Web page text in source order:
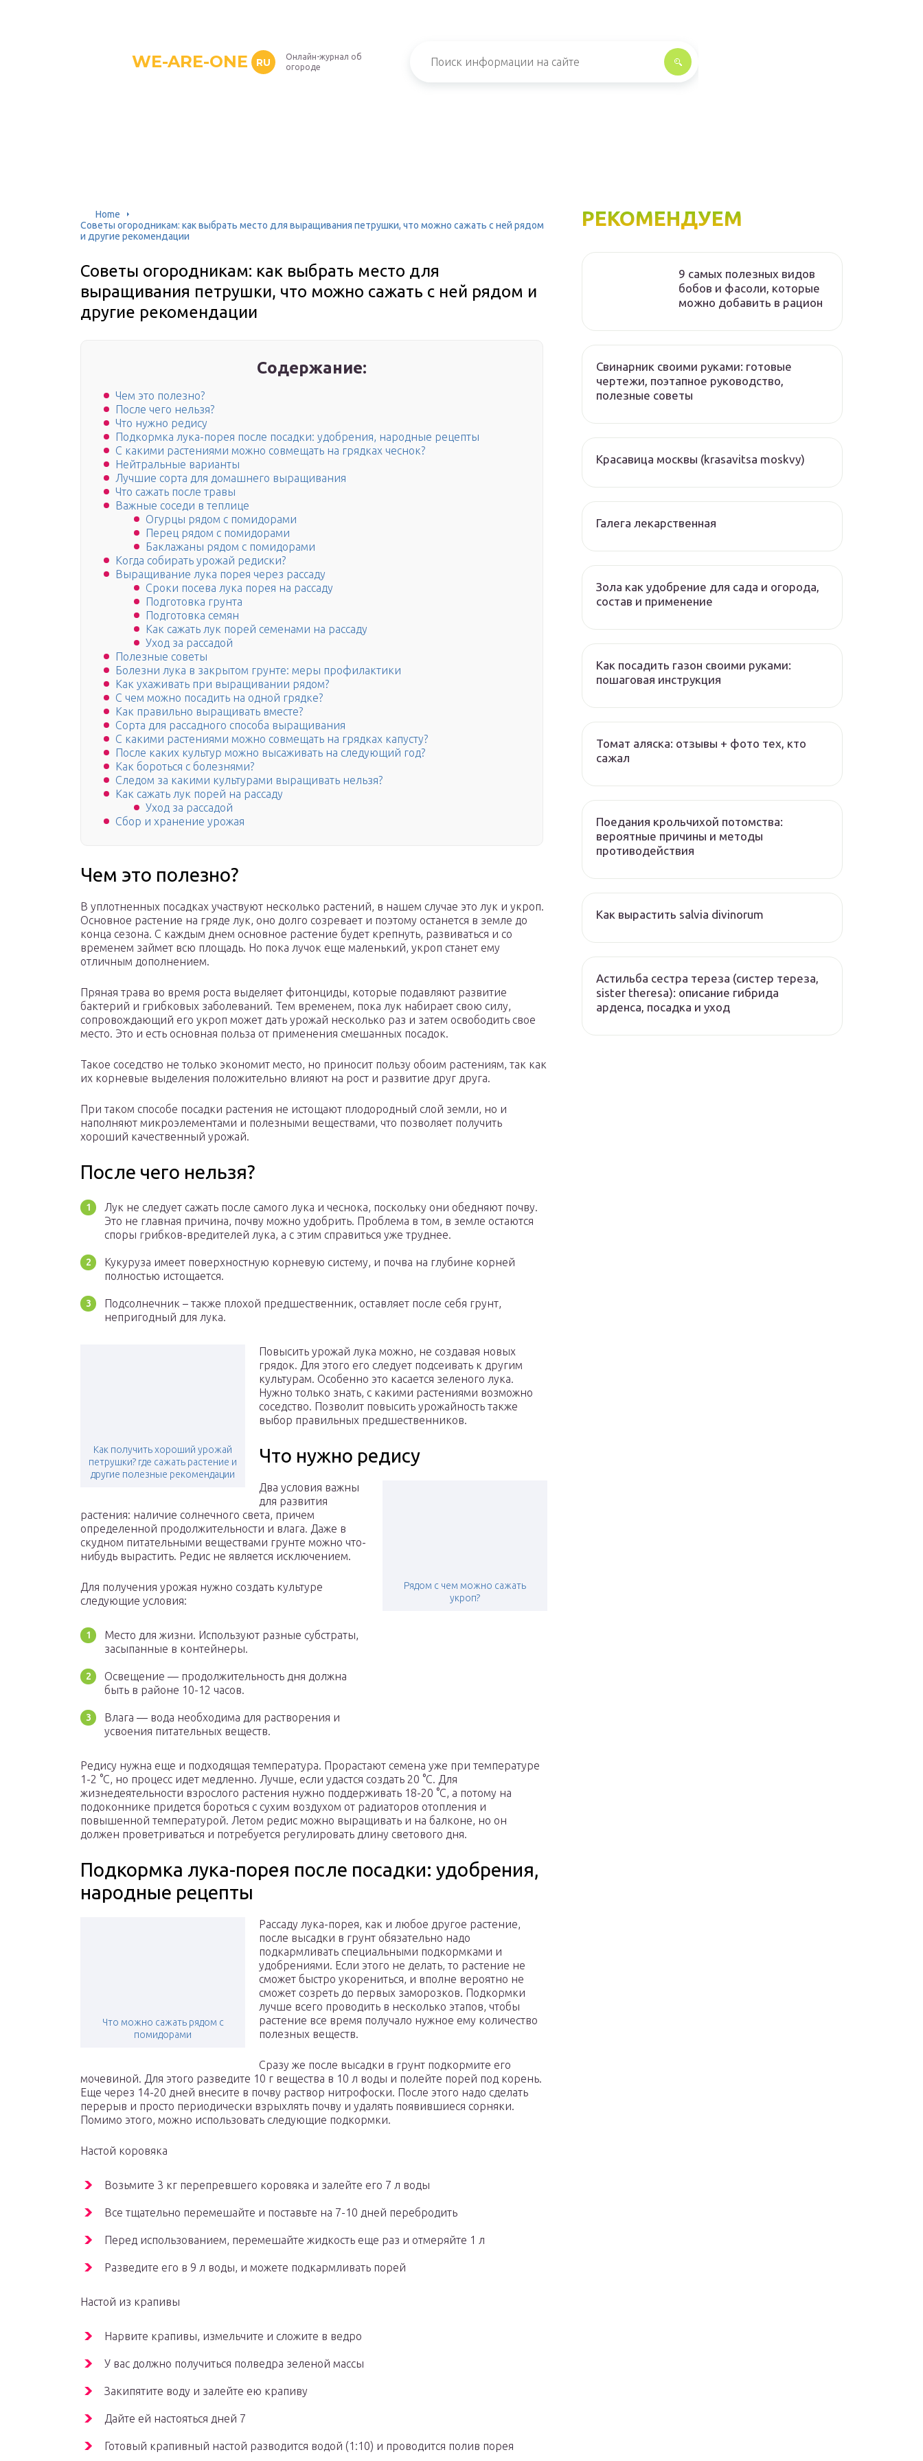
WE-ARE-ONE RU
Онлайн-журнал об
огороде
Home
Советы огородникам: как выбрать место для выращивания петрушки, что можно сажать с ней рядом
и другие рекомендации
Советы огородникам: как выбрать место для
выращивания петрушки, что можно сажать с ней рядом и
другие рекомендации
Содержание:
Чем это полезно?
После чего нельзя?
Что нужно редису
Подкормка лука-порея после посадки: удобрения, народные рецепты
С какими растениями можно совмещать на грядках чеснок?
Нейтральные варианты
Лучшие сорта для домашнего выращивания
Что сажать после травы
Важные соседи в теплице
Огурцы рядом с помидорами
Перец рядом с помидорами
Баклажаны рядом с помидорами
Когда собирать урожай редиски?
Выращивание лука порея через рассаду
Сроки посева лука порея на рассаду
Подготовка грунта
Подготовка семян
Как сажать лук порей семенами на рассаду
Уход за рассадой
Полезные советы
Болезни лука в закрытом грунте: меры профилактики
Как ухаживать при выращивании рядом?
С чем можно посадить на одной грядке?
Как правильно выращивать вместе?
Сорта для рассадного способа выращивания
С какими растениями можно совмещать на грядках капусту?
После каких культур можно высаживать на следующий год?
Как бороться с болезнями?
Следом за какими культурами выращивать нельзя?
Как сажать лук порей на рассаду
Уход за рассадой
Сбор и хранение урожая
Чем это полезно?
В уплотненных посадках участвуют несколько растений, в нашем случае это лук и укроп.
Основное растение на гряде лук, оно долго созревает и поэтому останется в земле до
конца сезона. С каждым днем основное растение будет крепнуть, развиваться и со
временем займет всю площадь. Но пока лучок еще маленький, укроп станет ему
отличным дополнением.
Пряная трава во время роста выделяет фитонциды, которые подавляют развитие
бактерий и грибковых заболеваний. Тем временем, пока лук набирает свою силу,
сопровождающий его укроп может дать урожай несколько раз и затем освободить свое
место. Это и есть основная польза от применения смешанных посадок.
Такое соседство не только экономит место, но приносит пользу обоим растениям, так как
их корневые выделения положительно влияют на рост и развитие друг друга.
При таком способе посадки растения не истощают плодородный слой земли, но и
наполняют микроэлементами и полезными веществами, что позволяет получить
хороший качественный урожай.
После чего нельзя?
Лук не следует сажать после самого лука и чеснока, поскольку они обедняют почву.
Это не главная причина, почву можно удобрить. Проблема в том, в земле остаются
споры грибков-вредителей лука, а с этим справиться уже труднее.
Кукуруза имеет поверхностную корневую систему, и почва на глубине корней
полностью истощается.
Подсолнечник – также плохой предшественник, оставляет после себя грунт,
непригодный для лука.
Как получить хороший урожай
петрушки? где сажать растение и
другие полезные рекомендации
Повысить урожай лука можно, не создавая новых
грядок. Для этого его следует подсеивать к другим
культурам. Особенно это касается зеленого лука.
Нужно только знать, с какими растениями возможно
соседство. Позволит повысить урожайность также
выбор правильных предшественников.
Что нужно редису
Рядом с чем можно сажать
укроп?
Два условия важны
для развития
растения: наличие солнечного света, причем
определенной продолжительности и влага. Даже в
скудном питательными веществами грунте можно что-
нибудь вырастить. Редис не является исключением.
Для получения урожая нужно создать культуре
следующие условия:
Место для жизни. Используют разные субстраты,
засыпанные в контейнеры.
Освещение — продолжительность дня должна
быть в районе 10-12 часов.
Влага — вода необходима для растворения и
усвоения питательных веществ.
Редису нужна еще и подходящая температура. Прорастают семена уже при температуре
1-2 °C, но процесс идет медленно. Лучше, если удастся создать 20 °C. Для
жизнедеятельности взрослого растения нужно поддерживать 18-20 °C, а потому на
подоконнике придется бороться с сухим воздухом от радиаторов отопления и
повышенной температурой. Летом редис можно выращивать и на балконе, но он
должен проветриваться и потребуется регулировать длину светового дня.
Подкормка лука-порея после посадки: удобрения,
народные рецепты
Что можно сажать рядом с
помидорами
Рассаду лука-порея, как и любое другое растение,
после высадки в грунт обязательно надо
подкармливать специальными подкормками и
удобрениями. Если этого не делать, то растение не
сможет быстро укорениться, и вполне вероятно не
сможет созреть до первых заморозков. Подкормки
лучше всего проводить в несколько этапов, чтобы
растение все время получало нужное ему количество
полезных веществ.
Сразу же после высадки в грунт подкормите его
мочевиной. Для этого разведите 10 г вещества в 10 л воды и полейте порей под корень.
Еще через 14-20 дней внесите в почву раствор нитрофоски. После этого надо сделать
перерыв и просто периодически взрыхлять почву и удалять появившиеся сорняки.
Помимо этого, можно использовать следующие подкормки.
Настой коровяка
Возьмите 3 кг перепревшего коровяка и залейте его 7 л воды
Все тщательно перемешайте и поставьте на 7-10 дней перебродить
Перед использованием, перемешайте жидкость еще раз и отмеряйте 1 л
Разведите его в 9 л воды, и можете подкармливать порей
Настой из крапивы
Нарвите крапивы, измельчите и сложите в ведро
У вас должно получиться полведра зеленой массы
Закипятите воду и залейте ею крапиву
Дайте ей настояться дней 7
Готовый крапивный настой разводится водой (1:10) и проводится полив порея
РЕКОМЕНДУЕМ
9 самых полезных видов
бобов и фасоли, которые
можно добавить в рацион
Свинарник своими руками: готовые
чертежи, поэтапное руководство,
полезные советы
Красавица москвы (krasavitsa moskvy)
Галега лекарственная
Зола как удобрение для сада и огорода,
состав и применение
Как посадить газон своими руками:
пошаговая инструкция
Томат аляска: отзывы + фото тех, кто
сажал
Поедания крольчихой потомства:
вероятные причины и методы
противодействия
Как вырастить salvia divinorum
Астильба сестра тереза (систер тереза,
sister theresa): описание гибрида
арденса, посадка и уход